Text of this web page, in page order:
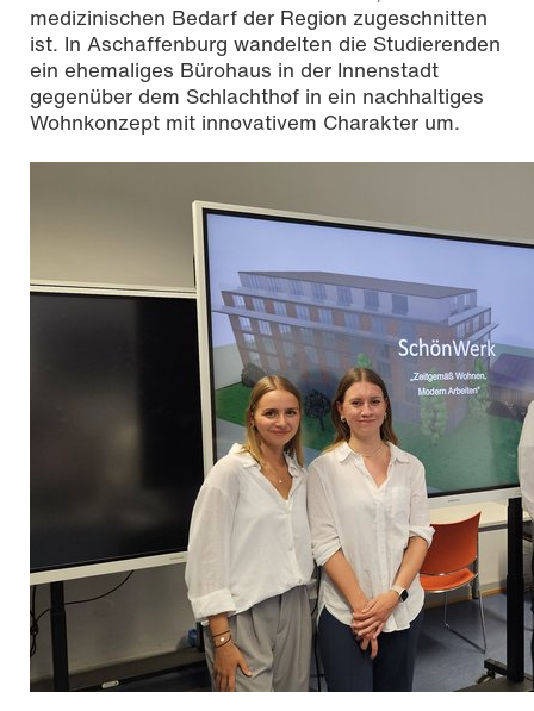
medizinischen Bedarf der Region zugeschnitten
ist. In Aschaffenburg wandelten die Studierenden
ein ehemaliges Bürohaus in der Innenstadt
gegenüber dem Schlachthof in ein nachhaltiges
Wohnkonzept mit innovativem Charakter um.